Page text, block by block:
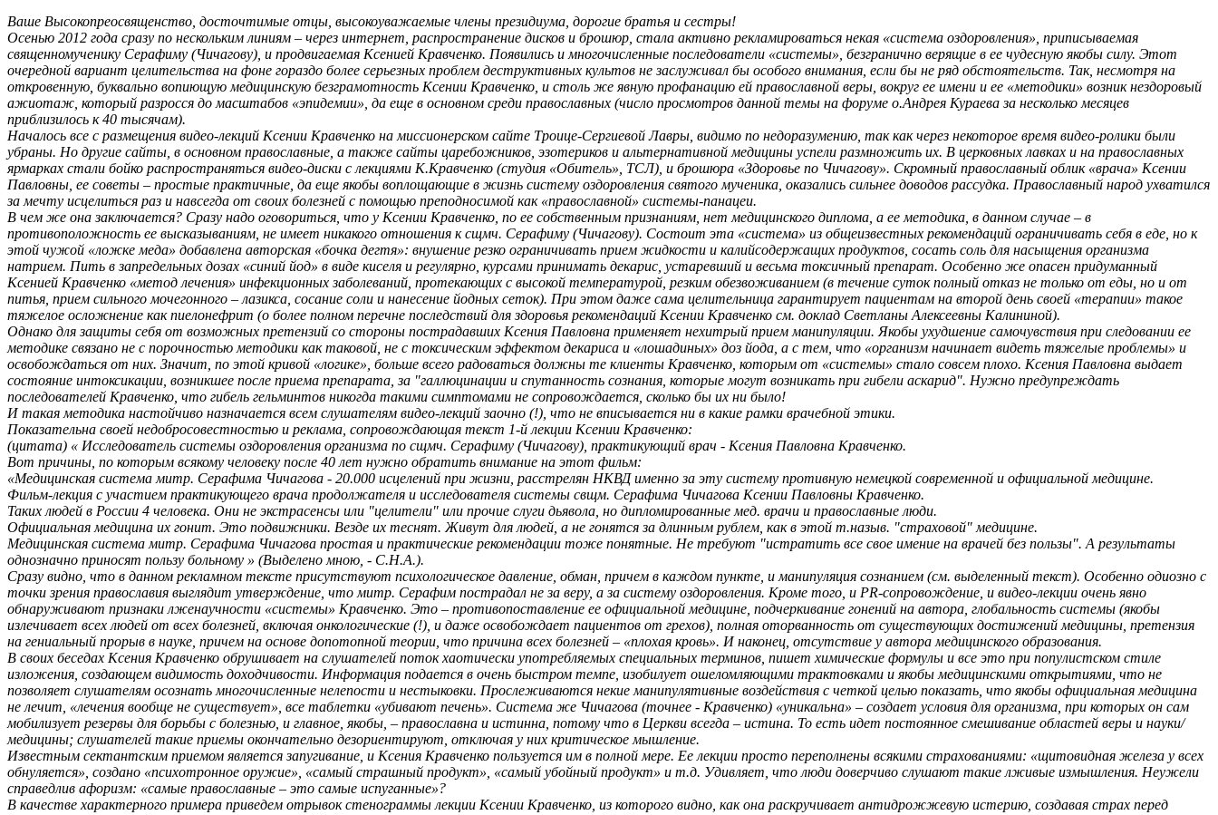
Ваше Высокопреосвященство, досточтимые отцы, высокоуважаемые члены президиума, дорогие братья и сестры!
Осенью 2012 года сразу по нескольким линиям – через интернет, распространение дисков и брошюр, стала активно рекламироваться некая «система оздоровления», приписываемая
священномученику Серафиму (Чичагову), и продвигаемая Ксенией Кравченко. Появились и многочисленные последователи «системы», безгранично верящие в ее чудесную якобы силу. Этот
очередной вариант целительства на фоне гораздо более серьезных проблем деструктивных культов не заслуживал бы особого внимания, если бы не ряд обстоятельств. Так, несмотря на
откровенную, буквально вопиющую медицинскую безграмотность Ксении Кравченко, и столь же явную профанацию ей православной веры, вокруг ее имени и ее «методики» возник нездоровый
ажиотаж, который разросся до масштабов «эпидемии», да еще в основном среди православных (число просмотров данной темы на форуме о.Андрея Кураева за несколько месяцев
приблизилось к 40 тысячам).
Началось все с размещения видео-лекций Ксении Кравченко на миссионерском сайте Троице-Сергиевой Лавры, видимо по недоразумению, так как через некоторое время видео-ролики были
убраны. Но другие сайты, в основном православные, а также сайты царебожников, эзотериков и альтернативной медицины успели размножить их. В церковных лавках и на православных
ярмарках стали бойко распространяться видео-диски с лекциями К.Кравченко (студия «Обитель», ТСЛ), и брошюра «Здоровье по Чичагову». Скромный православный облик «врача» Ксении
Павловны, ее советы – простые практичные, да еще якобы воплощающие в жизнь систему оздоровления святого мученика, оказались сильнее доводов рассудка. Православный народ ухватился
за мечту исцелиться раз и навсегда от своих болезней с помощью преподносимой как «православной» системы-панацеи.
В чем же она заключается? Сразу надо оговориться, что у Ксении Кравченко, по ее собственным признаниям, нет медицинского диплома, а ее методика, в данном случае – в
противоположность ее высказываниям, не имеет никакого отношения к сщмч. Серафиму (Чичагову). Состоит эта «система» из общеизвестных рекомендаций ограничивать себя в еде, но к
этой чужой «ложке меда» добавлена авторская «бочка дегтя»: внушение резко ограничивать прием жидкости и калийсодержащих продуктов, сосать соль для насыщения организма
натрием. Пить в запредельных дозах «синий йод» в виде киселя и регулярно, курсами принимать декарис, устаревший и весьма токсичный препарат. Особенно же опасен придуманный
Ксенией Кравченко «метод лечения» инфекционных заболеваний, протекающих с высокой температурой, резким обезвоживанием (в течение суток полный отказ не только от еды, но и от
питья, прием сильного мочегонного – лазикса, сосание соли и нанесение йодных сеток). При этом даже сама целительница гарантирует пациентам на второй день своей «терапии» такое
тяжелое осложнение как пиелонефрит (о более полном перечне последствий для здоровья рекомендаций Ксении Кравченко см. доклад Светланы Алексеевны Калининой).
Однако для защиты себя от возможных претензий со стороны пострадавших Ксения Павловна применяет нехитрый прием манипуляции. Якобы ухудшение самочувствия при следовании ее
методике связано не с порочностью методики как таковой, не с токсическим эффектом декариса и «лошадиных» доз йода, а с тем, что «организм начинает видеть тяжелые проблемы» и
освобождаться от них. Значит, по этой кривой «логике», больше всего радоваться должны те клиенты Кравченко, которым от «системы» стало совсем плохо. Ксения Павловна выдает
состояние интоксикации, возникшее после приема препарата, за "галлюцинации и спутанность сознания, которые могут возникать при гибели аскарид". Нужно предупреждать
последователей Кравченко, что гибель гельминтов никогда такими симптомами не сопровождается, сколько бы их ни было!
И такая методика настойчиво назначается всем слушателям видео-лекций заочно (!), что не вписывается ни в какие рамки врачебной этики.
Показательна своей недобросовестностью и реклама, сопровождающая текст 1-й лекции Ксении Кравченко:
(цитата) « Исследователь системы оздоровления организма по сщмч. Серафиму (Чичагову), практикующий врач - Ксения Павловна Кравченко.
Вот причины, по которым всякому человеку после 40 лет нужно обратить внимание на этот фильм:
«Медицинская система митр. Серафима Чичагова - 20.000 исцелений при жизни, расстрелян НКВД именно за эту систему противную немецкой современной и официальной медицине.
Фильм-лекция с участием практикующего врача продолжателя и исследователя системы свщм. Серафима Чичагова Ксении Павловны Кравченко.
Таких людей в России 4 человека. Они не экстрасенсы или "целители" или прочие слуги дьявола, но дипломированные мед. врачи и православные люди.
Официальная медицина их гонит. Это подвижники. Везде их теснят. Живут для людей, а не гонятся за длинным рублем, как в этой т.назыв. "страховой" медицине.
Медицинская система митр. Серафима Чичагова простая и практические рекомендации тоже понятные. Не требуют "истратить все свое имение на врачей без пользы". А результаты
однозначно приносят пользу больному » (Выделено мною, - С.Н.А.).
Сразу видно, что в данном рекламном тексте присутствуют психологическое давление, обман, причем в каждом пункте, и манипуляция сознанием (см. выделенный текст). Особенно одиозно с
точки зрения православия выглядит утверждение, что митр. Серафим пострадал не за веру, а за систему оздоровления. Кроме того, и PR-сопровождение, и видео-лекции очень явно
обнаруживают признаки лженаучности «системы» Кравченко. Это – противопоставление ее официальной медицине, подчеркивание гонений на автора, глобальность системы (якобы
излечивает всех людей от всех болезней, включая онкологические (!), и даже освобождает пациентов от грехов), полная оторванность от существующих достижений медицины, претензия
на гениальный прорыв в науке, причем на основе допотопной теории, что причина всех болезней – «плохая кровь». И наконец, отсутствие у автора медицинского образования.
В своих беседах Ксения Кравченко обрушивает на слушателей поток хаотически употребляемых специальных терминов, пишет химические формулы и все это при популистском стиле
изложения, создающем видимость доходчивости. Информация подается в очень быстром темпе, изобилует ошеломляющими трактовками и якобы медицинскими открытиями, что не
позволяет слушателям осознать многочисленные нелепости и нестыковки. Прослеживаются некие манипулятивные воздействия с четкой целью показать, что якобы официальная медицина
не лечит, «лечения вообще не существует», все таблетки «убивают печень». Система же Чичагова (точнее - Кравченко) «уникальна» – создает условия для организма, при которых он сам
мобилизует резервы для борьбы с болезнью, и главное, якобы, – православна и истинна, потому что в Церкви всегда – истина. То есть идет постоянное смешивание областей веры и науки/
медицины; слушателей такие приемы окончательно дезориентируют, отключая у них критическое мышление.
Известным сектантским приемом является запугивание, и Ксения Кравченко пользуется им в полной мере. Ее лекции просто переполнены всякими страхованиями: «щитовидная железа у всех
обнуляется», создано «психотронное оружие», «самый страшный продукт», «самый убойный продукт» и т.д. Удивляет, что люди доверчиво слушают такие лживые измышления. Неужели
справедлив афоризм: «самые православные – это самые испуганные»?
В качестве характерного примера приведем отрывок стенограммы лекции Ксении Кравченко, из которого видно, как она раскручивает антидрожжевую истерию, создавая страх перед